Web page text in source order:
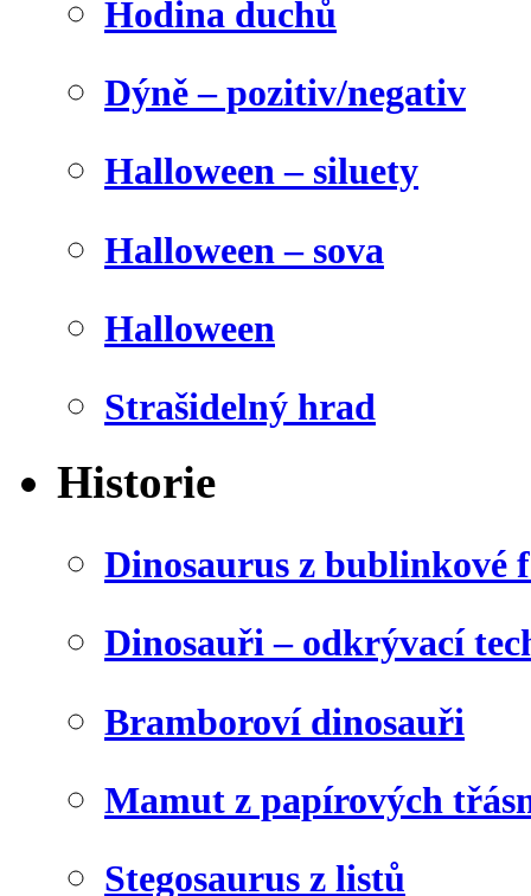
Hodina duchů
Dýně – pozitiv/negativ
Halloween – siluety
Halloween – sova
Halloween
Strašidelný hrad
Historie
Dinosaurus z bublinkové
Dinosauři – odkrývací
Bramboroví dinosauři
Mamut z papírových
Stegosaurus z listů